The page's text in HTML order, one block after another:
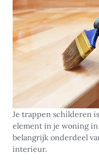
Je trappen schilderen
element in je woning
belangrijk onderdeel
interieur.